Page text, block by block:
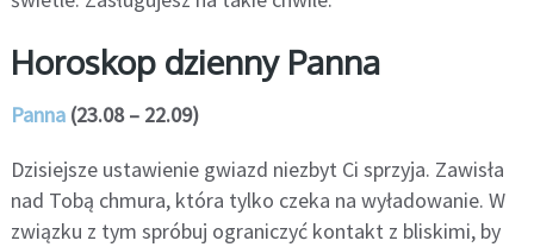
Horoskop dzienny Panna
Panna(23.08 – 22.09)
Dzisiejsze ustawienie gwiazd niezbyt Ci sprzyja. Zawisła
nad Tobą chmura, która tylko czeka na wyładowanie. W
związku z tym spróbuj ograniczyć kontakt z bliskimi, by